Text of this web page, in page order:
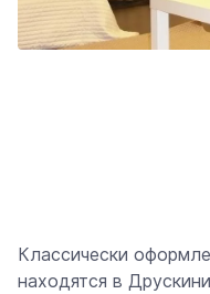
Классически
находятся в